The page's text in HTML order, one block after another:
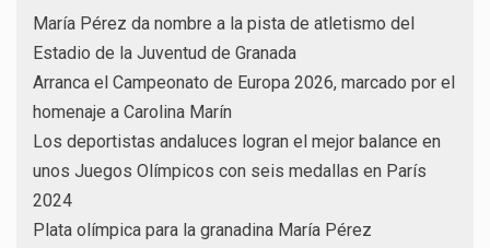
María Pérez da nombre a la pista de atletismo del
Estadio de la Juventud de Granada
Arranca el Campeonato de Europa 2026, marcado por el
homenaje a Carolina Marín
Los deportistas andaluces logran el mejor balance en
unos Juegos Olímpicos con seis medallas en París
2024
Plata olímpica para la granadina María Pérez